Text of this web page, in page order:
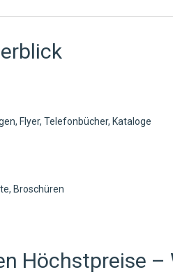
Flyer, Telefonbücher, Kataloge
Broschüren
Höchstpreise